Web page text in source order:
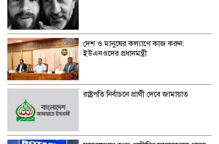
দেশ ও মানুষের কল্যাণে কাজ করুন:
ইউএনওদের প্রধানমন্ত্রী
রাষ্ট্রপতি নির্বাচনে প্রার্থী দেবে জামায়াত